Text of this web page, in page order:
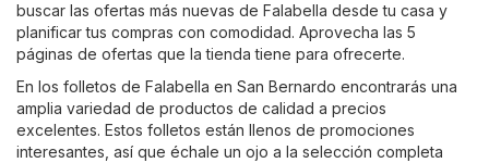
buscar las ofertas más nuevas de Falabella desde tu casa y
planificar tus compras con comodidad. Aprovecha las 5
páginas de ofertas que la tienda tiene para ofrecerte.
En los folletos de Falabella en San Bernardo encontrarás una
amplia variedad de productos de calidad a precios
excelentes. Estos folletos están llenos de promociones
interesantes, así que échale un ojo a la selección completa